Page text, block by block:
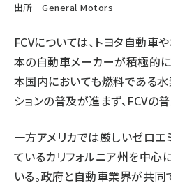
出所 General Motors
FCVについては、トヨタ自動車
本の自動車メーカーが積極的
本国内においても燃料である
ションの普及が進まず、FCVの
一方アメリカでは厳しいゼロエ
ているカリフォルニア州を中心
いる。政府と自動車業界が共